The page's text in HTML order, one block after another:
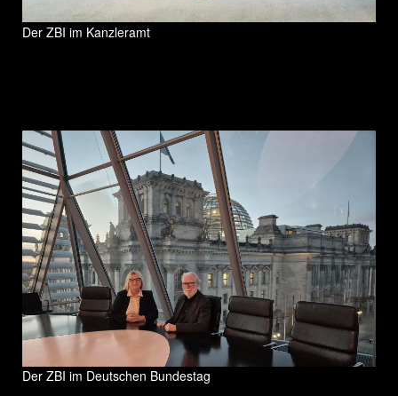
Der ZBI im Kanzleramt
Der ZBI im Deutschen Bundestag